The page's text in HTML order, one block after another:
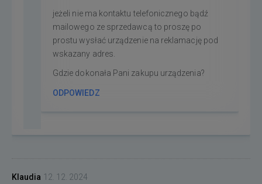
jeżeli nie ma kontaktu telefonicznego bądź
mailowego ze sprzedawcą to proszę po
prostu wysłać urządzenie na reklamację pod
wskazany adres.
Gdzie dokonała Pani zakupu urządzenia?
ODPOWIEDZ
Klaudia 12. 12. 2024